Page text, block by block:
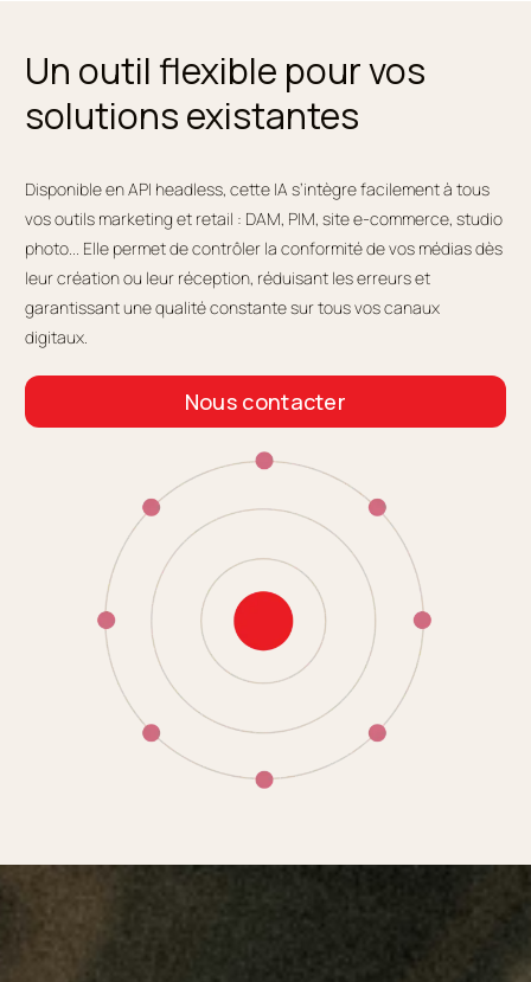
Un outil flexible pour vos
solutions existantes
Disponible en API headless, cette IA s’intègre facilement à tous
vos outils marketing et retail : DAM, PIM, site e-commerce, studio
photo... Elle permet de contrôler la conformité de vos médias dès
leur création ou leur réception, réduisant les erreurs et
garantissant une qualité constante sur tous vos canaux
digitaux.
Nous contacter